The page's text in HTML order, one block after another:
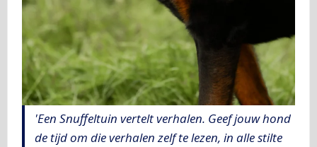
'Een Snuffeltuin vertelt verhalen. Geef jouw hond
de tijd om die verhalen zelf te lezen, in alle stilte